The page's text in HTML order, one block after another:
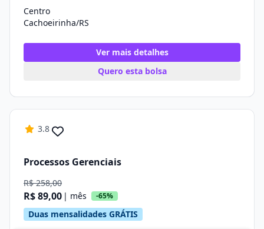
Centro
Cachoeirinha/RS
Ver mais detalhes
Quero esta bolsa
3.8
Processos Gerenciais
R$ 258,00
R$ 89,00 | mês -65%
Duas mensalidades GRÁTIS